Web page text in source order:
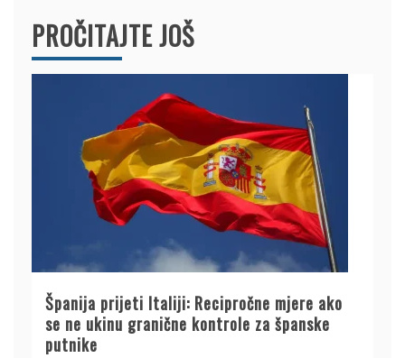
PROČITAJTE JOŠ
Španija prijeti Italiji: Recipročne mjere ako
se ne ukinu granične kontrole za španske
putnike